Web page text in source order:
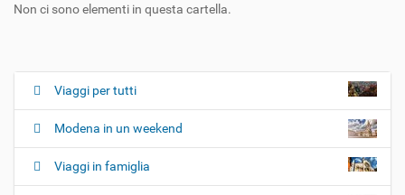
Non ci sono elementi in questa cartella.
N
g
Viaggi per tutti
Modena in un weekend
Viaggi in famiglia